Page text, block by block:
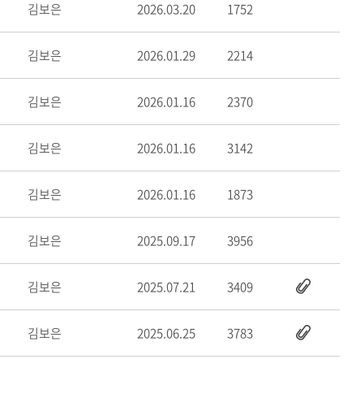
김보은 2026.03.20 1752
김보은 2026.01.29 2214
김보은 2026.01.16 2370
김보은 2026.01.16 3142
김보은 2026.01.16 1873
김보은 2025.09.17 3956
김보은 2025.07.21 3409
김보은 2025.06.25 3783